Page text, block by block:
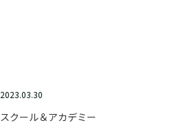
2023.03.30
スクール＆アカデミー